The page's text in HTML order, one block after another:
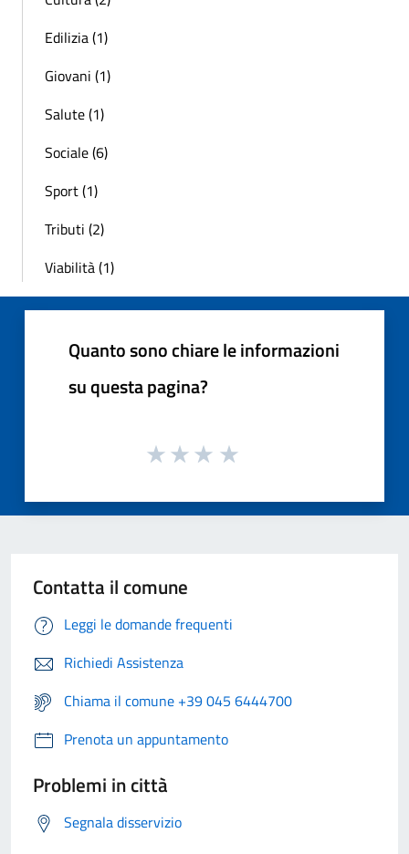
Edilizia (1)
Giovani (1)
Salute (1)
Sociale (6)
Sport (1)
Tributi (2)
Viabilità (1)
Quanto sono chiare le informazioni
su questa pagina?
Contatta il comune
Leggi le domande frequenti
Richiedi Assistenza
Chiama il comune +39 045 6444700
Prenota un appuntamento
Problemi in città
Segnala disservizio